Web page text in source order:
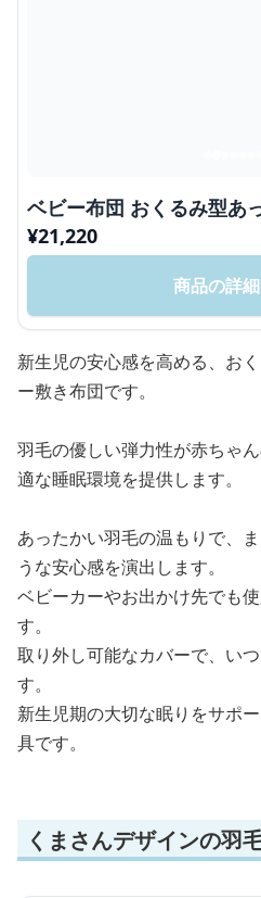
ベビー布団 おくるみ型あ
¥21,220
商品の詳
新生児の安心感を高める、お
ー敷き布団です。
羽毛の優しい弾力性が赤ちゃ
適な睡眠環境を提供します。
あったかい羽毛の温もりで、
うな安心感を演出します。
ベビーカーやお出かけ先でも
す。
取り外し可能なカバーで、い
す。
新生児期の大切な眠りをサポ
具です。
くまさんデザインの羽